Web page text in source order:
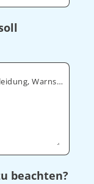
Standard Arbeitskleidung, PSA Sicherheitskleidung, Warnschutz, ESD
beachten?